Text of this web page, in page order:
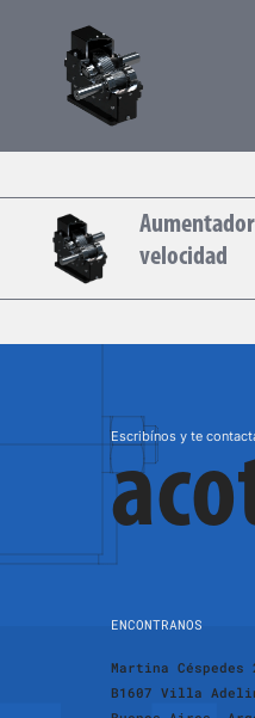
velocidad
Escribínos y te
ENCONTRANOS
Martina Céspedes
B1607 Villa